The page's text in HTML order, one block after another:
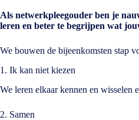
Als netwerkpleegouder ben je
leren en beter te begrijpen wat
We bouwen de bijeenkomsten stap
1. Ik kan niet kiezen
We leren elkaar kennen en
2. Samen